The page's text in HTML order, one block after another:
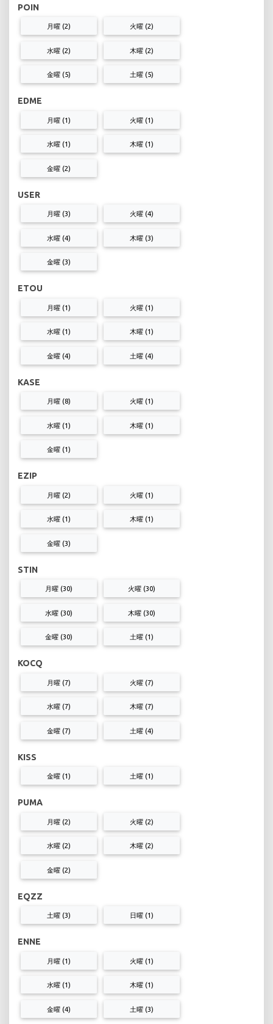
POIN
月曜 (2) 火曜 (2)
水曜 (2) 木曜 (2)
金曜 (5) 土曜 (5)
EDME
月曜 (1) 火曜 (1)
水曜 (1) 木曜 (1)
金曜 (2)
USER
月曜 (3) 火曜 (4)
水曜 (4) 木曜 (3)
金曜 (3)
ETOU
月曜 (1) 火曜 (1)
水曜 (1) 木曜 (1)
金曜 (4) 土曜 (4)
KASE
月曜 (8) 火曜 (1)
水曜 (1) 木曜 (1)
金曜 (1)
EZIP
月曜 (2) 火曜 (1)
水曜 (1) 木曜 (1)
金曜 (3)
STIN
月曜 (30) 火曜 (30)
水曜 (30) 木曜 (30)
金曜 (30) 土曜 (1)
KOCQ
月曜 (7) 火曜 (7)
水曜 (7) 木曜 (7)
金曜 (7) 土曜 (4)
KISS
金曜 (1) 土曜 (1)
PUMA
月曜 (2) 火曜 (2)
水曜 (2) 木曜 (2)
金曜 (2)
EQZZ
土曜 (3) 日曜 (1)
ENNE
月曜 (1) 火曜 (1)
水曜 (1) 木曜 (1)
金曜 (4) 土曜 (3)